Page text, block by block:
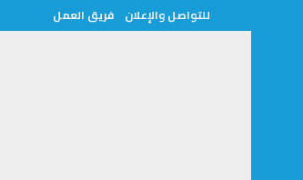
للتواصل والإعلان فريق العمل